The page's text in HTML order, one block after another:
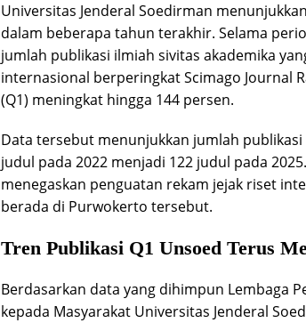
Universitas Jenderal Soedirman
dalam beberapa tahun terakhir. Selama
jumlah publikasi ilmiah sivitas akademika
internasional berperingkat Scimago Journal
(Q1) meningkat hingga 144 persen.
Data tersebut menunjukkan jumlah
judul pada 2022 menjadi 122 judul pada
menegaskan penguatan rekam jejak riset
berada di Purwokerto tersebut.
Tren Publikasi Q1 Unsoed Terus
Berdasarkan data yang dihimpun Lembaga
kepada Masyarakat Universitas Jenderal